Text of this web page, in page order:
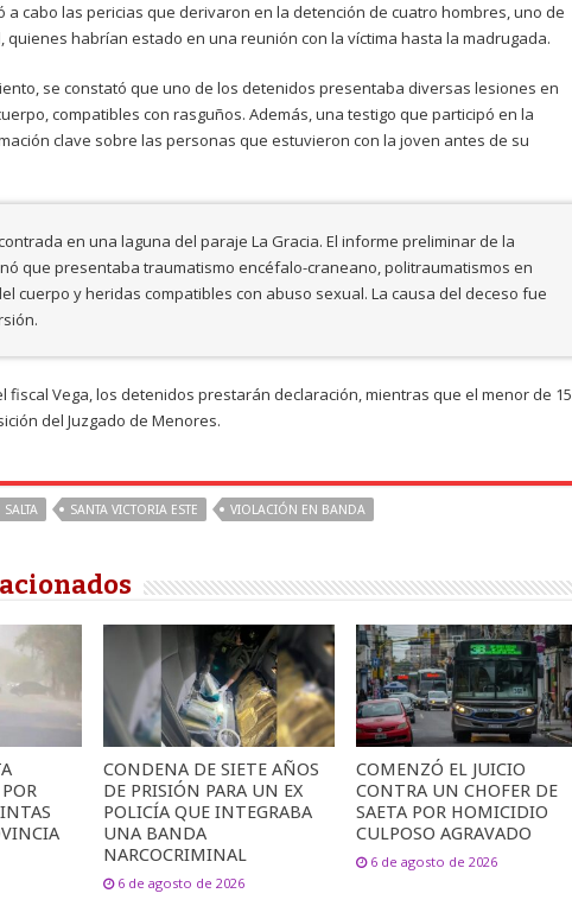
a cabo las pericias que derivaron en la detención de cuatro hombres, uno de
quienes habrían estado en una reunión con la víctima hasta la madrugada.
se constató que uno de los detenidos presentaba diversas lesiones en
compatibles con rasguños. Además, una testigo que participó en la
clave sobre las personas que estuvieron con la joven antes de su
en una laguna del paraje La Gracia. El informe preliminar de la
que presentaba traumatismo encéfalo-craneano, politraumatismos en
cuerpo y heridas compatibles con abuso sexual. La causa del deceso fue
fiscal Vega, los detenidos prestarán declaración, mientras que el menor de 15
del Juzgado de Menores.
SALTA SANTA VICTORIA ESTE VIOLACIÓN EN BANDA
CONDENA DE SIETE AÑOS
DE PRISIÓN PARA UN EX
POLICÍA QUE INTEGRABA
UNA BANDA
NARCOCRIMINAL
6 de agosto de 2026
COMENZÓ EL JUICIO
CONTRA UN CHOFER DE
SAETA POR HOMICIDIO
CULPOSO AGRAVADO
6 de agosto de 2026